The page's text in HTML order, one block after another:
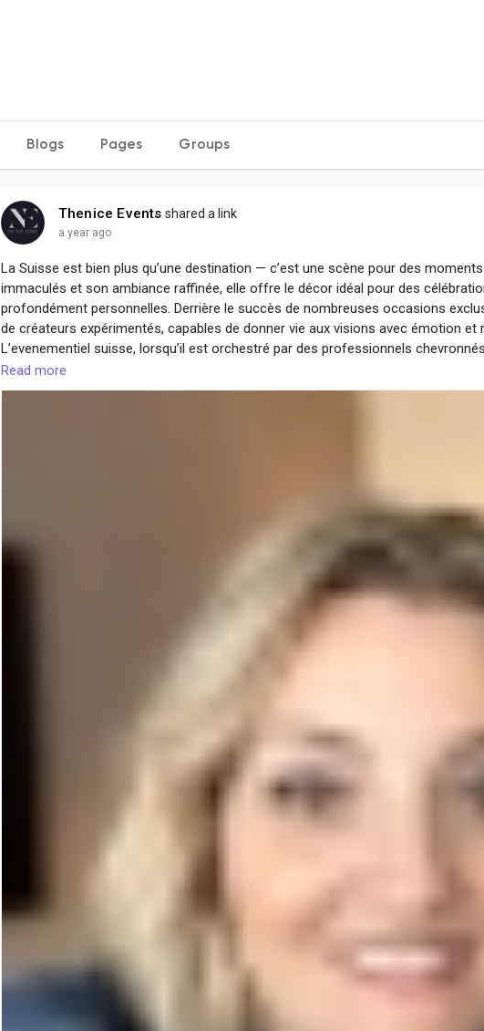
Blogs Pages Groups
Thenice Events shared a link
a year ago
La Suisse est bien plus qu’une destination — c’est une scène pour des
immaculés et son ambiance raffinée, elle offre le décor idéal pour des
profondément personnelles. Derrière le succès de nombreuses occasions
de créateurs expérimentés, capables de donner vie aux visions avec émotion et
L’evenementiel suisse, lorsqu’il est orchestré par des professionnels
soigneusement conçue, alliant esthétique et coordination sans faille. Inspirés par
longue expérience dans l’univers du luxe, certains créateurs se spécialisent
tendances, et un engagement constant envers la qualité. Qu’il s’agisse des
d’un rooftop chic à Zurich, chaque événement devient un chapitre unique d’une
recherchent sens, beauté et précision, faire appel à un expert en art de la
Read more